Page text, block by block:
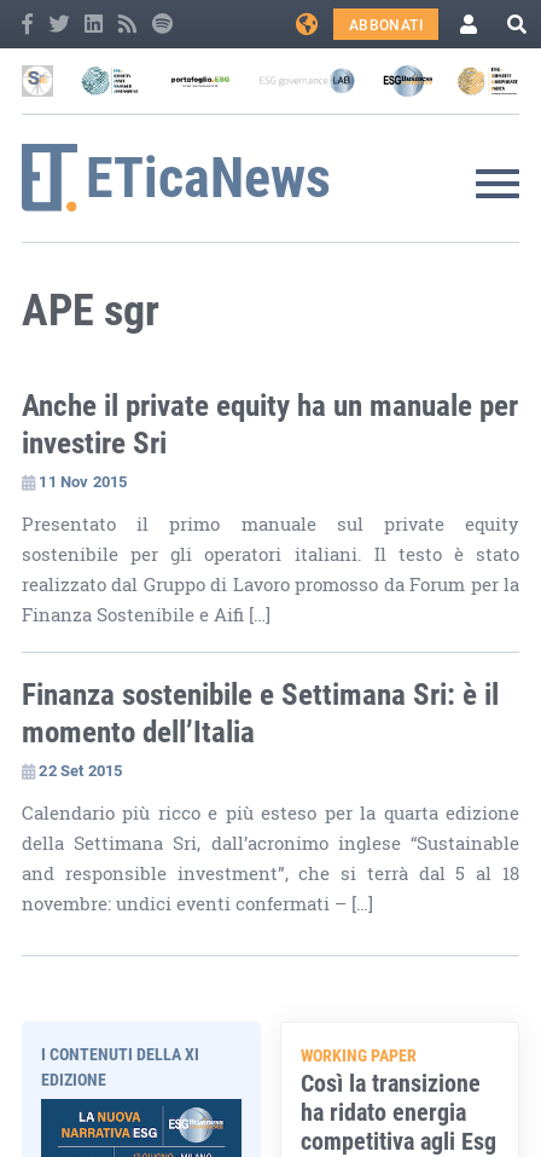
ABBONATI
APE sgr
Anche il private equity ha un manuale per
investire Sri
11 Nov 2015
Presentato il primo manuale sul private equity
sostenibile per gli operatori italiani. Il testo è stato
realizzato dal Gruppo di Lavoro promosso da Forum per la
Finanza Sostenibile e Aifi […]
Finanza sostenibile e Settimana Sri: è il
momento dell’Italia
22 Set 2015
Calendario più ricco e più esteso per la quarta edizione
della Settimana Sri, dall’acronimo inglese “Sustainable
and responsible investment”, che si terrà dal 5 al 18
novembre: undici eventi confermati – […]
I CONTENUTI DELLA XI
EDIZIONE
WORKING PAPER
Così la transizione
ha ridato energia
competitiva agli Esg